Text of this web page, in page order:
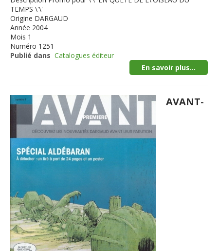
TEMPS \'\'
Origine DARGAUD
Année 2004
Mois 1
Numéro 1251
Publié dans Catalogues éditeur
En savoir plus...
AVANT-